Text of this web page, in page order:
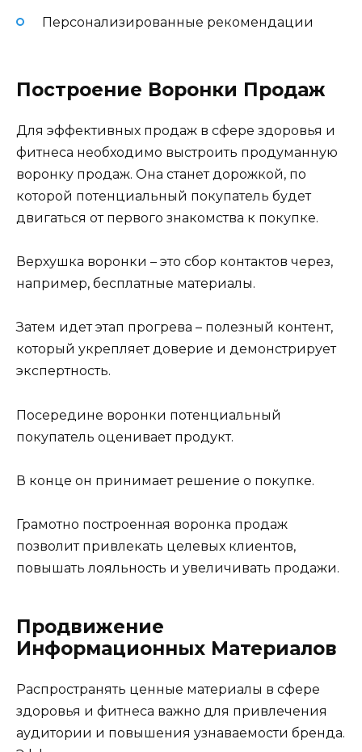
Персонализированные рекомендации
Построение Воронки Продаж
Для эффективных продаж в сфере здоровья и
фитнеса необходимо выстроить продуманную
воронку продаж. Она станет дорожкой, по
которой потенциальный покупатель будет
двигаться от первого знакомства к покупке.
Верхушка воронки – это сбор контактов через,
например, бесплатные материалы.
Затем идет этап прогрева – полезный контент,
который укрепляет доверие и демонстрирует
экспертность.
Посередине воронки потенциальный
покупатель оценивает продукт.
В конце он принимает решение о покупке.
Грамотно построенная воронка продаж
позволит привлекать целевых клиентов,
повышать лояльность и увеличивать продажи.
Продвижение
Информационных Материалов
Распространять ценные материалы в сфере
здоровья и фитнеса важно для привлечения
аудитории и повышения узнаваемости бренда.